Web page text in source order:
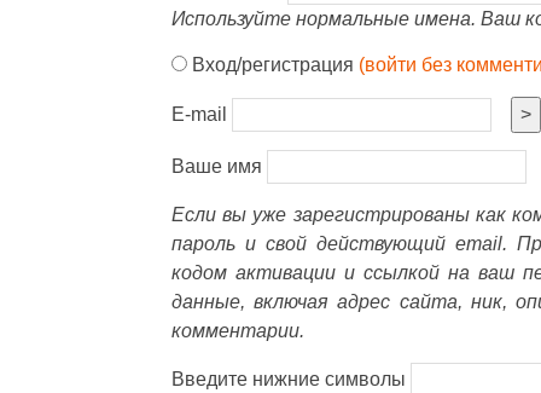
Используйте нормальные имена. Ваш
Вход/регистрация (войти без
E-mail >
Ваше имя
Если вы уже зарегистрированы как
пароль и свой действующий email.
кодом активации и ссылкой на ваш
данные, включая адрес сайта, ник,
комментарии.
Введите нижние символы